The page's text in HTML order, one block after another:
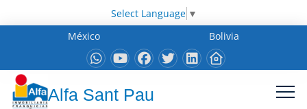
Select Language ▼
México
Bolivia
Alfa Sant Pau